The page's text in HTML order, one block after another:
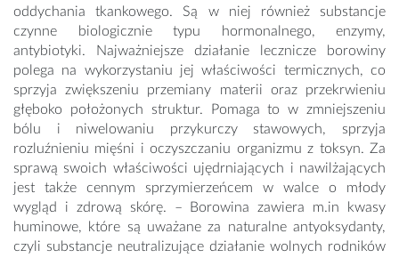
oddychania tkankowego. Są w niej również substancje
czynne biologicznie typu hormonalnego, enzymy,
antybiotyki. Najważniejsze działanie lecznicze borowiny
polega na wykorzystaniu jej właściwości termicznych, co
sprzyja zwiększeniu przemiany materii oraz przekrwieniu
głęboko położonych struktur. Pomaga to w zmniejszeniu
bólu i niwelowaniu przykurczy stawowych, sprzyja
rozluźnieniu mięśni i oczyszczaniu organizmu z toksyn. Za
sprawą swoich właściwości ujędrniających i nawilżających
jest także cennym sprzymierzeńcem w walce o młody
wygląd i zdrową skórę. – Borowina zawiera m.in kwasy
huminowe, które są uważane za naturalne antyoksydanty,
czyli substancje neutralizujące działanie wolnych rodników